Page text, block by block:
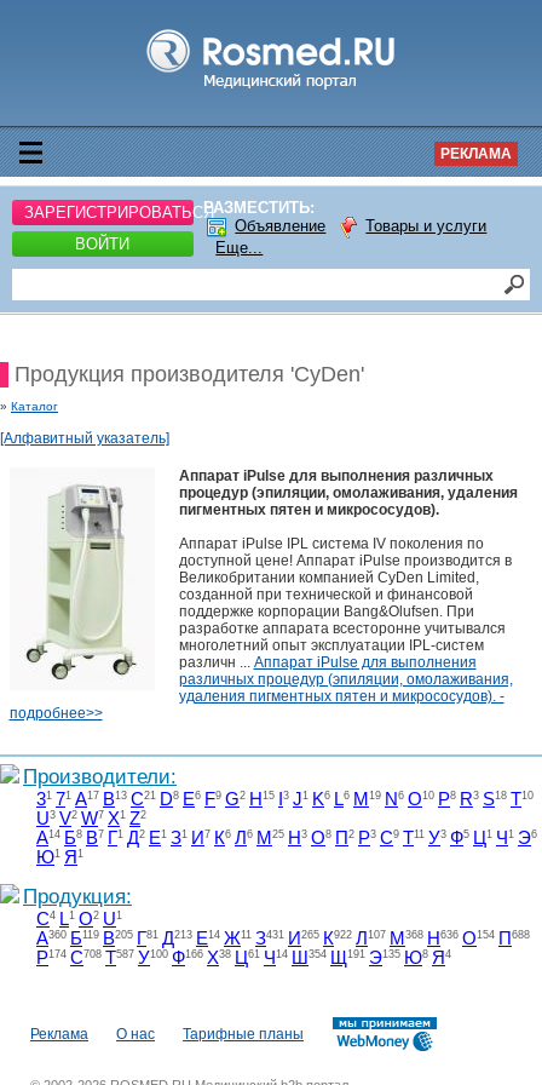
РЕКЛАМА
ЗАРЕГИСТРИРОВАТЬСЯ
ВОЙТИ
РАЗМЕСТИТЬ:
Объявление
Товары и услуги
Еще...
Продукция производителя 'CyDen'
» Каталог
[Алфавитный указатель]
Аппарат iPulse для выполнения различных
процедур (эпиляции, омолаживания, удаления
пигментных пятен и микрососудов).
Аппарат iPulse IPL система IV поколения по
доступной цене! Аппарат iPulse производится в
Великобритании компанией CyDen Limited,
созданной при технической и финансовой
поддержке корпорации Bang&Olufsen. При
разработке аппарата всесторонне учитывался
многолетний опыт эксплуатации IPL-систем
различн ... Аппарат iPulse для выполнения
различных процедур (эпиляции, омолаживания,
удаления пигментных пятен и микрососудов). -
подробнее>>
Производители:
31 71 A17 B13 C21 D8 E6 F9 G2 H 15 3 J1 K6 L6 M 19 N 6 O10 P8 R3 S18 T10
U3 V2 W7 X1 Z2
А14 Б8 В7 Г1 Д2 Е1 З1 И 7 К6 Л 6 М 25 Н 3 О8 П 2 Р3 С9 Т11 У3 Ф5 Ц 1 Ч 1 Э6
Ю1 Я 1
Продукция:
C4 L1 O2 U1
А360 Б119 В205 Г81 Д213 Е14 Ж11 З431 И 265 К922 Л 107 М 368 Н 636 О154 П 688
Р174 С708 Т587 У100 Ф166 Х38 Ц 61 Ч 14 Ш 354 Щ 191 Э135 Ю8 Я 4
Реклама О нас Тарифные планы